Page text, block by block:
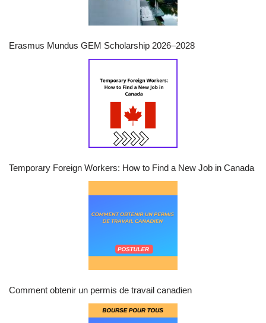
Erasmus Mundus GEM Scholarship 2026–2028
Temporary Foreign Workers: How to Find a New Job in Canada
Comment obtenir un permis de travail canadien